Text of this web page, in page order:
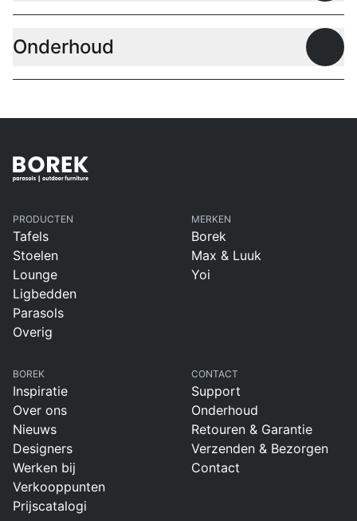
Onderhoud
PRODUCTEN
Tafels
Stoelen
Lounge
Ligbedden
Parasols
Overig
MERKEN
Borek
Max & Luuk
Yoi
BOREK
Inspiratie
Over ons
Nieuws
Designers
Werken bij
Verkooppunten
Prijscatalogi
CONTACT
Support
Onderhoud
Retouren & Garantie
Verzenden & Bezorgen
Contact